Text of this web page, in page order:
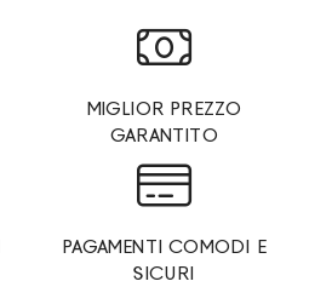
MIGLIOR PREZZO
GARANTITO
PAGAMENTI COMODI E
SICURI